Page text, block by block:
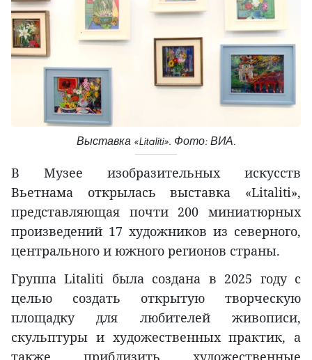
Выставка «Litaliti». Фото: ВИА.
В Музее изобразительных искусств
Вьетнама открылась выставка «Litaliti»,
представляющая почти 200 миниатюрных
произведений 17 художников из северного,
центрального и южного регионов страны.
Группа Litaliti была создана в 2025 году с
целью создать открытую творческую
площадку для любителей живописи,
скульптуры и художественных практик, а
также приблизить художественные